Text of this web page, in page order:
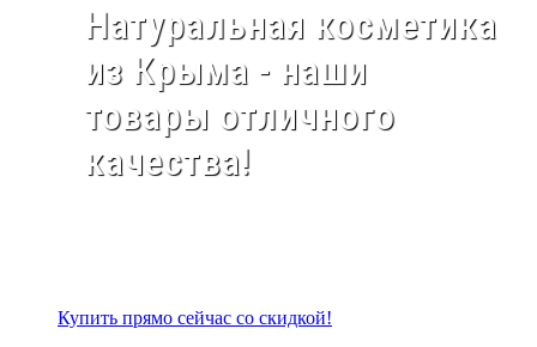
Натуральная косметика
из Крыма - наши
товары отличного
качества!
Купить прямо сейчас со скидкой!